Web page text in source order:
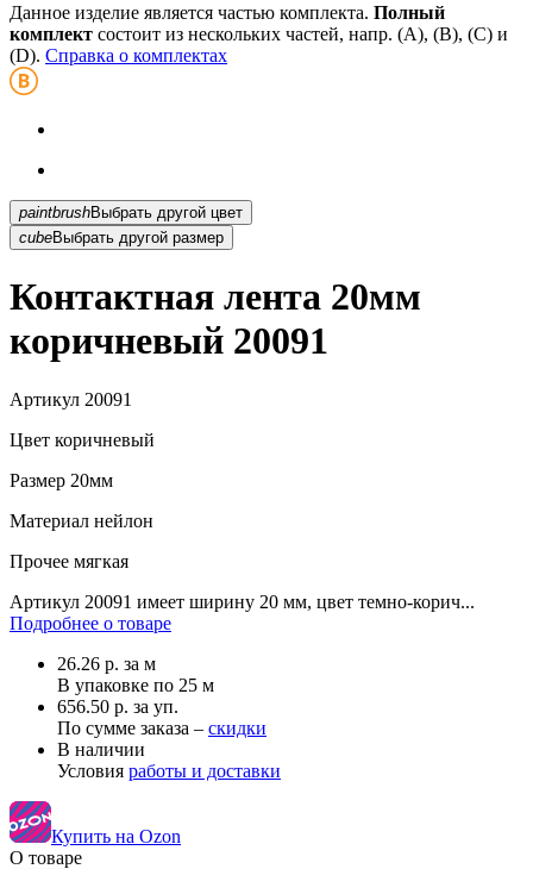
Данное изделие является частью комплекта. Полный
комплект состоит из нескольких частей, напр. (А), (B), (С) и
(D). Справка о комплектах
paintbrush
Выбрать другой цвет
cubeВыбрать другой размер
Контактная лента 20мм
коричневый 20091
Артикул 20091
Цвет коричневый
Размер 20мм
Материал нейлон
Прочее мягкая
Артикул 20091 имеет ширину 20 мм, цвет темно-корич...
Подробнее о товаре
26.26 р. за м
В упаковке по 25 м
656.50 р. за уп.
По сумме заказа – скидки
В наличии
Условия работы и доставки
Купить на Ozon
О товаре